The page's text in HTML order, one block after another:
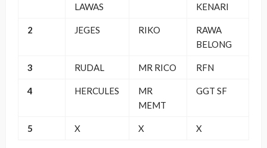
LAWAS
KENARI
2 JEGES RIKO
RAWA
BELONG
3 RUDAL MR RICO RFN
4 HERCULES
MR
MEMT
GGT SF
5 X X X